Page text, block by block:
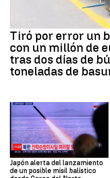
Tiró por error un
con un millón de
tras dos días de
toneladas de
Japón alerta del lanzamiento
de un posible misil balístico